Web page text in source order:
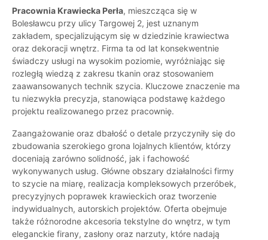
Pracownia Krawiecka Perła, mieszcząca się w
Bolesławcu przy ulicy Targowej 2, jest uznanym
zakładem, specjalizującym się w dziedzinie krawiectwa
oraz dekoracji wnętrz. Firma ta od lat konsekwentnie
świadczy usługi na wysokim poziomie, wyróżniając się
rozległą wiedzą z zakresu tkanin oraz stosowaniem
zaawansowanych technik szycia. Kluczowe znaczenie ma
tu niezwykła precyzja, stanowiąca podstawę każdego
projektu realizowanego przez pracownię.
Zaangażowanie oraz dbałość o detale przyczyniły się do
zbudowania szerokiego grona lojalnych klientów, którzy
doceniają zarówno solidność, jak i fachowość
wykonywanych usług. Główne obszary działalności firmy
to szycie na miarę, realizacja kompleksowych przeróbek,
precyzyjnych poprawek krawieckich oraz tworzenie
indywidualnych, autorskich projektów. Oferta obejmuje
także różnorodne akcesoria tekstylne do wnętrz, w tym
eleganckie firany, zasłony oraz narzuty, które nadają